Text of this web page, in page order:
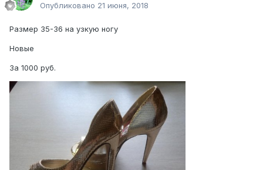
Опубликовано 21 июня, 2018
Размер 35-36 на узкую ногу
Новые
За 1000 руб.